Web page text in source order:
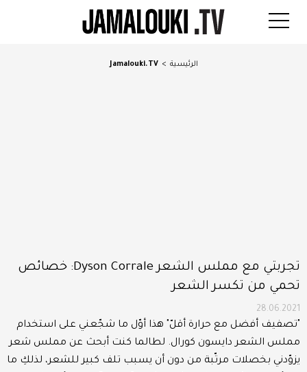
الرئيسية >
Jamalouki.TV
تجربتي مع مملس الشعر Dyson Corrale: خصائص
تحمي من تكسر الشعر
28.06.2021
"تصفيف أفضل مع حرارة أقلّ" هذا أوّل ما شجّعني على استخدام
مملس الشعر دايسون كورال. لطالما كنت أبحث عن مملس شعر
يزوّدني بخصلات مرتّبة من دون أن يسبب تلف كبير للشعر، لذلكِ ما